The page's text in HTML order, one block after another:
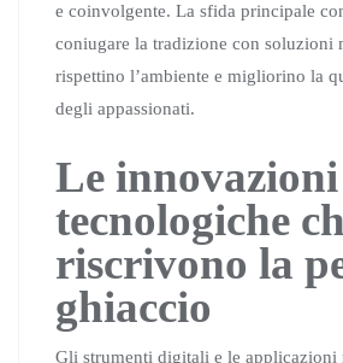
e coinvolgente. La sfida principale
coniugare la tradizione con soluzioni
rispettino l’ambiente e migliorino la
degli appassionati.
Le innovazioni
tecnologiche
riscrivono la
ghiaccio
Gli strumenti digitali e le applicazioni